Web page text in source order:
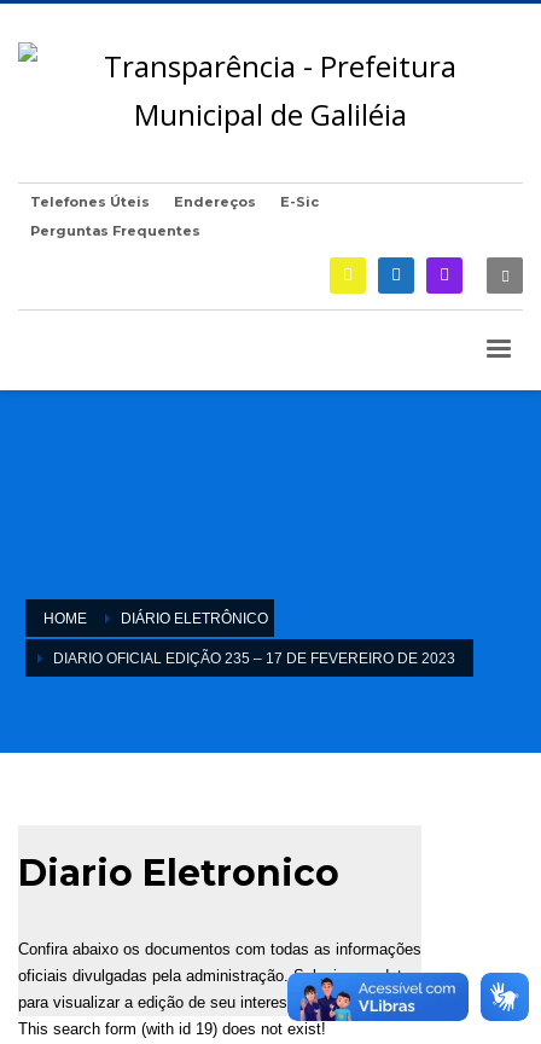
Telefones Úteis Endereços
E-Sic
Perguntas Frequentes
HOME DIÁRIO ELETRÔNICO
DIARIO OFICIAL EDIÇÃO 235 – 17 DE FEVEREIRO DE 2023
Diario Eletronico
Confira abaixo os documentos com todas as informações
oficiais divulgadas pela administração. Selecione a data
para visualizar a edição de seu interesse.
This search form (with id 19) does not exist!